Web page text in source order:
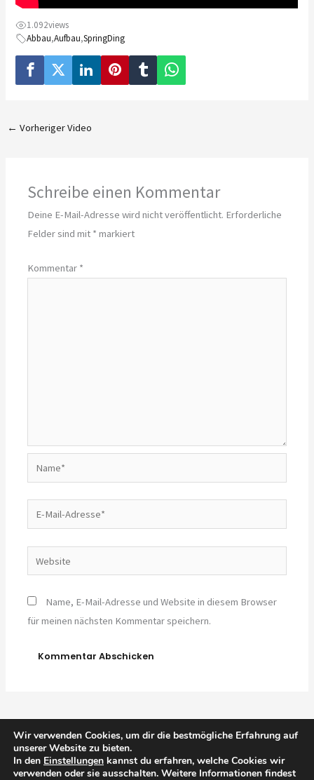
1.092views
Abbau,Aufbau,SpringDing
← Vorheriger Video
Schreibe einen Kommentar
Deine E-Mail-Adresse wird nicht veröffentlicht. Erforderliche
Felder sind mit * markiert
Kommentar *
Mail-
Adresse*
Name, E-Mail-Adresse und Website in diesem Browser
für meinen nächsten Kommentar speichern.
Wir verwenden Cookies, um dir die bestmögliche Erfahrung auf
unserer Website zu bieten.
In den Einstellungen kannst du erfahren, welche Cookies wir
verwenden oder sie ausschalten. Weitere Informationen findest